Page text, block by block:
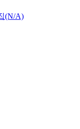
(N/A)